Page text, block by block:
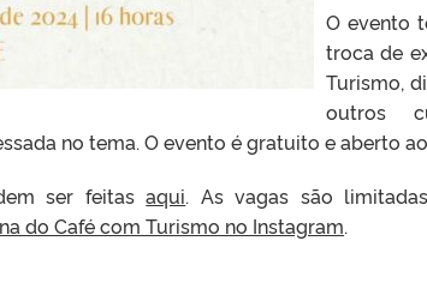
O evento
troca de
Turismo,
outros
no tema. O evento é gratuito e aberto
ser feitasaqui. As vagas são
do Café com Turismo no Instagram.